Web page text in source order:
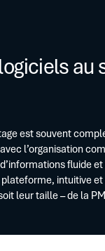
au
est souvent
l’organisation
fluide
intuitive
leur taille – de la